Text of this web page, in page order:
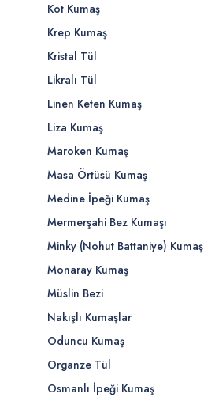
Kot Kumaş
Krep Kumaş
Kristal Tül
Likralı Tül
Linen Keten Kumaş
Liza Kumaş
Maroken Kumaş
Masa Örtüsü Kumaş
Medine İpeği Kumaş
Mermerşahi Bez Kumaşı
Minky (Nohut Battaniye) Kumaş
Monaray Kumaş
Müslin Bezi
Nakışlı Kumaşlar
Oduncu Kumaş
Organze Tül
Osmanlı İpeği Kumaş